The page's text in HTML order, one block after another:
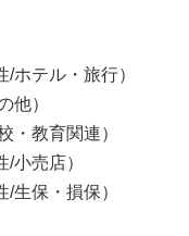
ホテル・旅行）
他）
・教育関連）
小売店）
生保・損保）